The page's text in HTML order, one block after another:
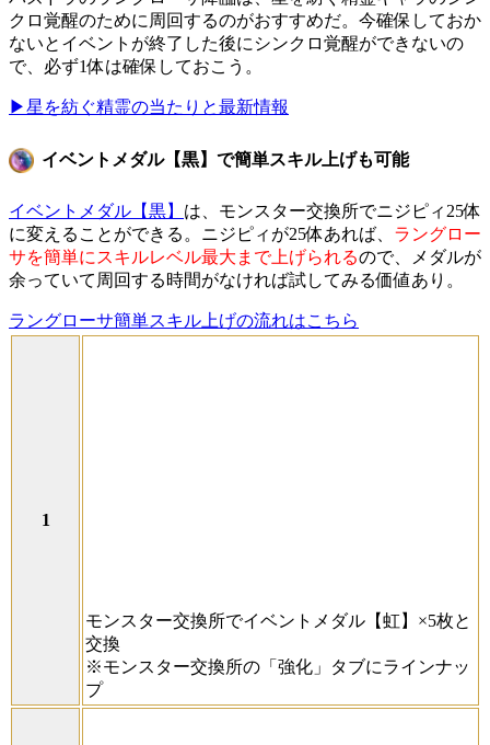
クロ覚醒のために周回するのがおすすめだ。今確保しておか
ないとイベントが終了した後にシンクロ覚醒ができないの
で、必ず1体は確保しておこう。
▶星を紡ぐ精霊の当たりと最新情報
イベントメダル【黒】で簡単スキル上げも可能
イベントメダル【黒】 は、モンスター交換所でニジピィ25体
に変えることができる。ニジピィが25体あれば、 ラングロー
サを簡単にスキルレベル最大まで上げられるので、メダルが
余っていて周回する時間がなければ試してみる価値あり。
ラングローサ簡単スキル上げの流れはこちら
モンスター交換所でイベントメダル【虹】×5枚と
交換
※モンスター交換所の「強化」タブにラインナッ
プ